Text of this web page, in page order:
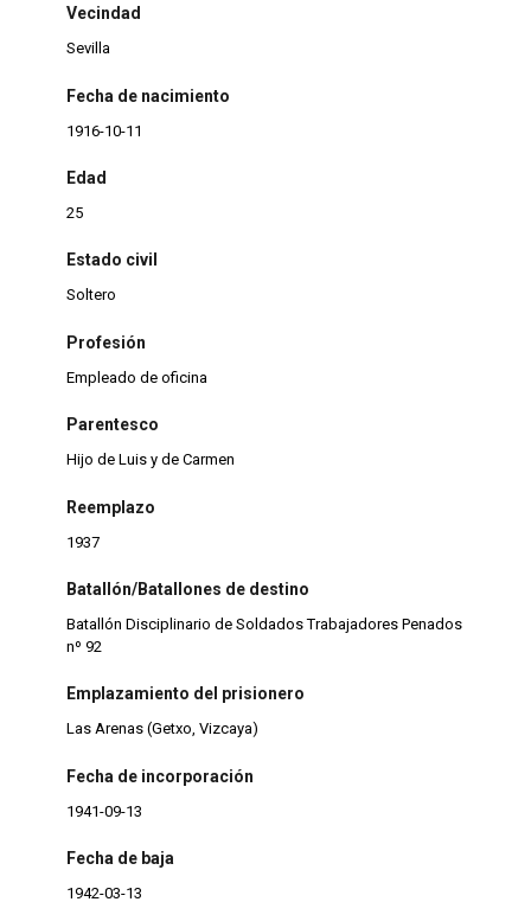
Vecindad
Sevilla
Fecha de nacimiento
1916-10-11
Edad
25
Estado civil
Soltero
Profesión
Empleado de oficina
Parentesco
Hijo de Luis y de Carmen
Reemplazo
1937
Batallón/Batallones de destino
Batallón Disciplinario de Soldados Trabajadores Penados
nº 92
Emplazamiento del prisionero
Las Arenas (Getxo, Vizcaya)
Fecha de incorporación
1941-09-13
Fecha de baja
1942-03-13